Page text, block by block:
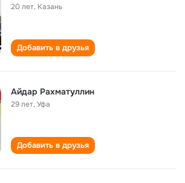
20 лет, Казань
Добавить в друзья
Айдар Рахматуллин
29 лет,Уфа
Добавить в друзья